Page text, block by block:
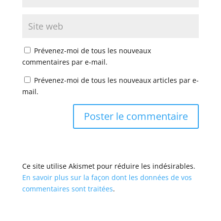
Prévenez-moi de tous les nouveaux
commentaires par e-mail.
Prévenez-moi de tous les nouveaux articles par e-
mail.
Ce site utilise Akismet pour réduire les indésirables.
En savoir plus sur la façon dont les données de vos
commentaires sont traitées.